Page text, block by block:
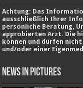
Achtung: Das
ausschließlich Ihrer
persönliche Beratung,
approbierten Arzt. Die
können und dürfen
und/oder einer
News in Pictures